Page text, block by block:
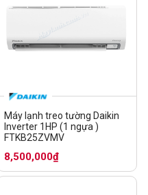
Máy lạnh treo tường Daikin
Inverter 1HP (1 ngựa )
FTKB25ZVMV
8,500,000₫